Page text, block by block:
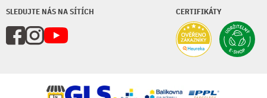
SLEDUJTE NÁS NA SÍTÍCH CERTIFIKÁTY